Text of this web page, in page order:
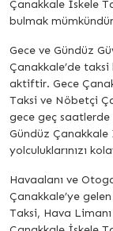
Çanakkale İskele
bulmak
Gece ve Gündüz
Çanakkale’de
aktiftir. Gece
Taksi ve Nöbetçi
gece geç saatlerde
Gündüz
yolculuklarınızı
Havaalanı ve
Çanakkale’ye
Taksi, Hava